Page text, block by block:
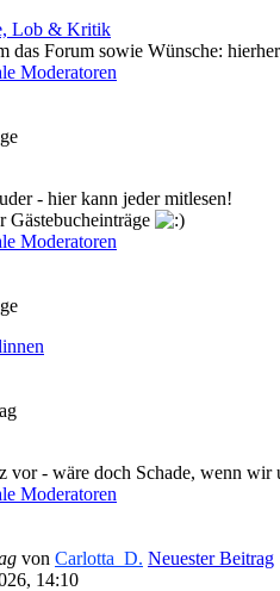
Lob & Kritik
das Forum sowie Wünsche:
Moderatoren
- hier kann jeder mitlesen!
Gästebucheinträge
Moderatoren
vor - wäre doch Schade, wenn wir
Moderatoren
von Carlotta_D. Neuester Beitrag
14:10